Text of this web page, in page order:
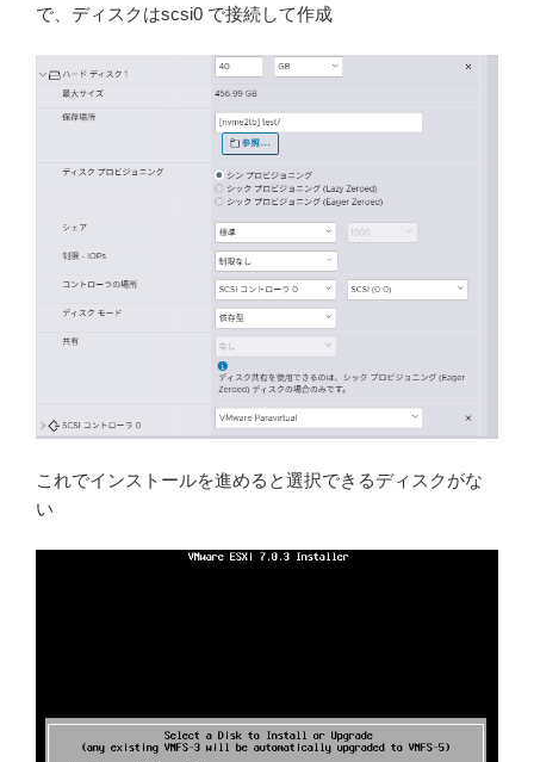
で、ディスクはscsi0 で接続して作成
これでインストールを進めると選択できるディスクがな
い